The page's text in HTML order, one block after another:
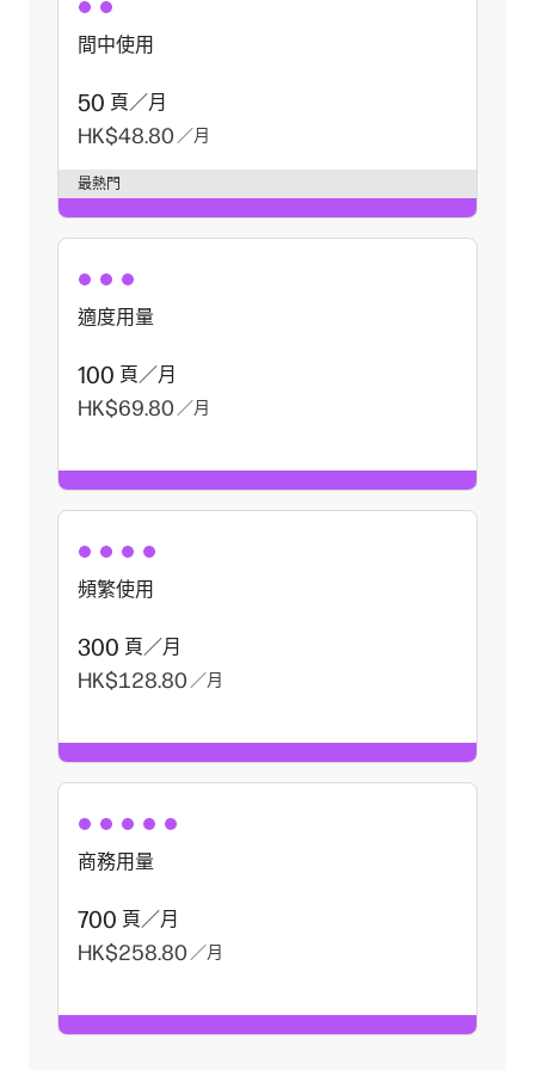
間中使用
50 頁／月
HK$48.80 ／月
最熱門
適度用量
100 頁／月
HK$69.80 ／月
頻繁使用
300 頁／月
HK$128.80 ／月
商務用量
700 頁／月
HK$258.80 ／月